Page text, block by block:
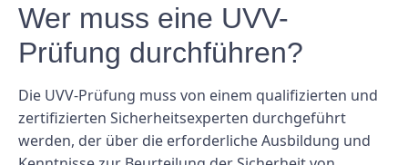
Wer muss eine UVV-
Prüfung durchführen?
Die UVV-Prüfung muss von einem qualifizierten und
zertifizierten Sicherheitsexperten durchgeführt
werden, der über die erforderliche Ausbildung und